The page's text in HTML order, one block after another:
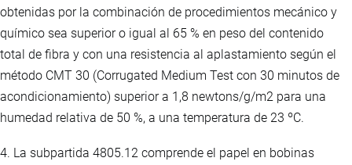
obtenidas por la combinación de procedimientos mecánico y
químico sea superior o igual al 65 % en peso del contenido
total de fibra y con una resistencia al aplastamiento según el
método CMT 30 (Corrugated Medium Test con 30 minutos de
acondicionamiento) superior a 1,8 newtons/g/m2 para una
humedad relativa de 50 %, a una temperatura de 23 ºC.
4. La subpartida 4805.12 comprende el papel en bobinas